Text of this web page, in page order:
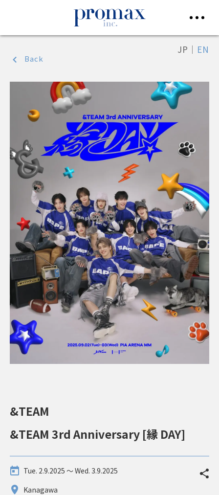
Back
JP ｜ EN
&TEAM
&TEAM 3rd Anniversary [縁 DAY]
Tue. 2.9.2025 〜 Wed. 3.9.2025
Kanagawa